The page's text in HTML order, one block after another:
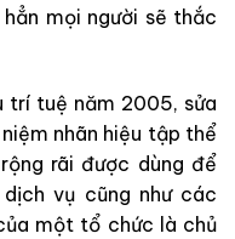
mọi người sẽ thắc
trí tuệ năm 2005, sửa
nhãn hiệu tập thể
rãi được dùng để
vụ cũng như các
một tổ chức là chủ